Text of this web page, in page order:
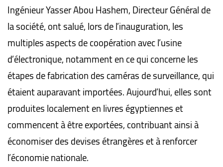
Ingénieur Yasser Abou Hashem, Directeur Général de
la société, ont salué, lors de l’inauguration, les
multiples aspects de coopération avec l’usine
d’électronique, notamment en ce qui concerne les
étapes de fabrication des caméras de surveillance, qui
étaient auparavant importées. Aujourd’hui, elles sont
produites localement en livres égyptiennes et
commencent à être exportées, contribuant ainsi à
économiser des devises étrangères et à renforcer
l’économie nationale.